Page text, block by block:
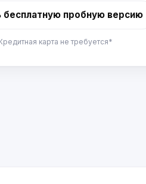
бесплатную пробную версию
карта не требуется*